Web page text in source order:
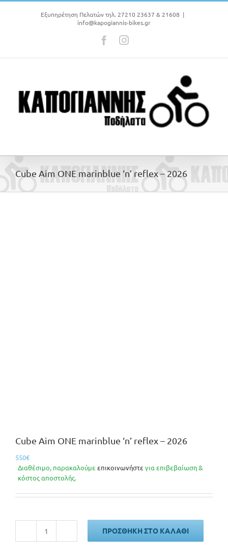
Μετάβαση
Εξυπηρέτηση Πελατών τηλ. 27210 23637 & 21608 |
info@kapogiannis-bikes.gr
FacebookInstagram
Cube Aim ONE marinblue ‘n’ reflex – 2026
Cube Aim ONE marinblue ‘n’ reflex – 2026
550€
Διαθέσιμο, παρακαλούμε επικοινωνήστε για επιβεβαίωση &
κόστος αποστολής.
Cube
ΠΡΟΣΘΉΚΗ ΣΤΟ ΚΑΛΆΘΙ